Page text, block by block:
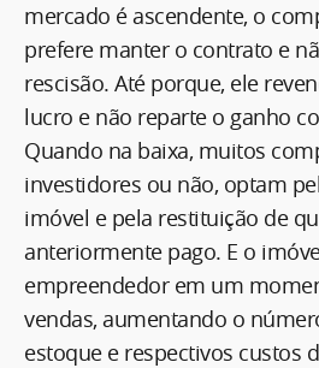
mercado é ascendente, o
prefere manter o contrato e
rescisão. Até porque, ele
lucro e não reparte o ganho
Quando na baixa, muitos
investidores ou não, optam
imóvel e pela restituição de
anteriormente pago. E o
empreendedor em um
vendas, aumentando o
estoque e respectivos custos